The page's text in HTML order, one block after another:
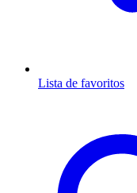
Lista de favoritos